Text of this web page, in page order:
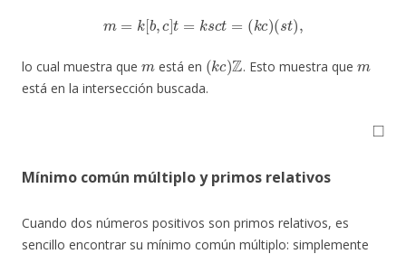
=k[ b,c ksct= c)(st),
lo cual muestra que está en
(k )Z
. Esto muestra que
está en la intersección buscada.
◻
Mínimo común múltiplo y primos relativos
Cuando dos números positivos son primos relativos, es
sencillo encontrar su mínimo común múltiplo: simplemente